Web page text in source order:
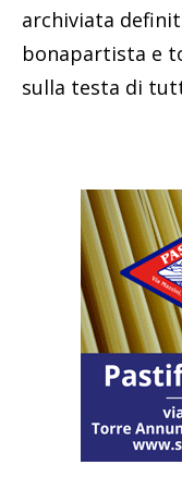
archiviata
bonapartista e
sulla testa di